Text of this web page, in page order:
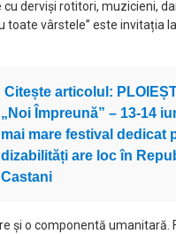
cu derviși rotitori, muzicieni,
toate vârstele” este invitația
Citește articolul:
„Noi Împreună” – 13-14
mai mare festival dedicat
dizabilități are loc în
Castani
și o componentă umanitară.